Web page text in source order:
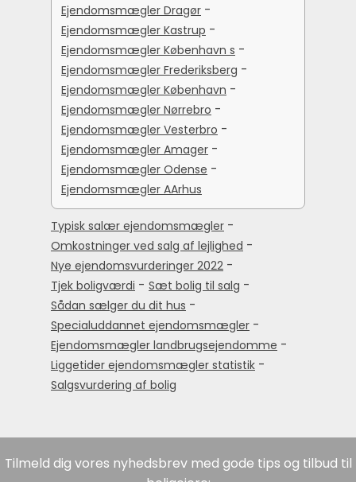
Ejendomsmægler Dragør -
Ejendomsmægler Kastrup -
Ejendomsmægler København s -
Ejendomsmægler Frederiksberg -
Ejendomsmægler København -
Ejendomsmægler Nørrebro -
Ejendomsmægler Vesterbro -
Ejendomsmægler Amager -
Ejendomsmægler Odense -
Ejendomsmægler AArhus
Typisk salær ejendomsmægler -
Omkostninger ved salg af lejlighed -
Nye ejendomsvurderinger 2022 -
Tjek boligværdi - Sæt bolig til salg -
Sådan sælger du dit hus -
Specialuddannet ejendomsmægler -
Ejendomsmægler landbrugsejendomme -
Liggetider ejendomsmægler statistik -
Salgsvurdering af bolig
Tilmeld dig vores nyhedsbrev med gode tips og tilbud til